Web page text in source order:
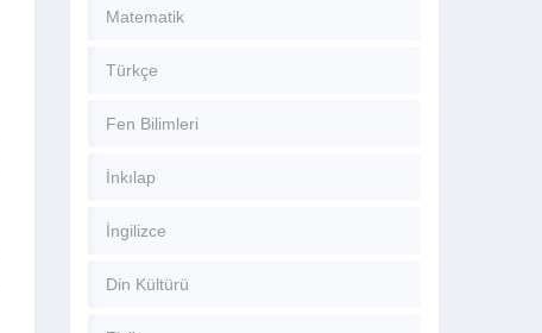
Matematik
Türkçe
Fen Bilimleri
İnkılap
İngilizce
Din Kültürü